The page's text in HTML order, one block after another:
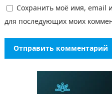
Сохранить моё имя, email
для последующих моих